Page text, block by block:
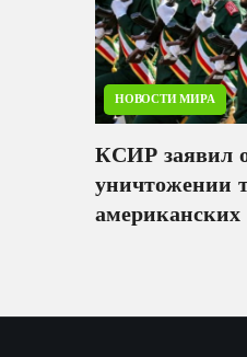
НОВОСТИ МИРА
КСИР заявил
уничтожении